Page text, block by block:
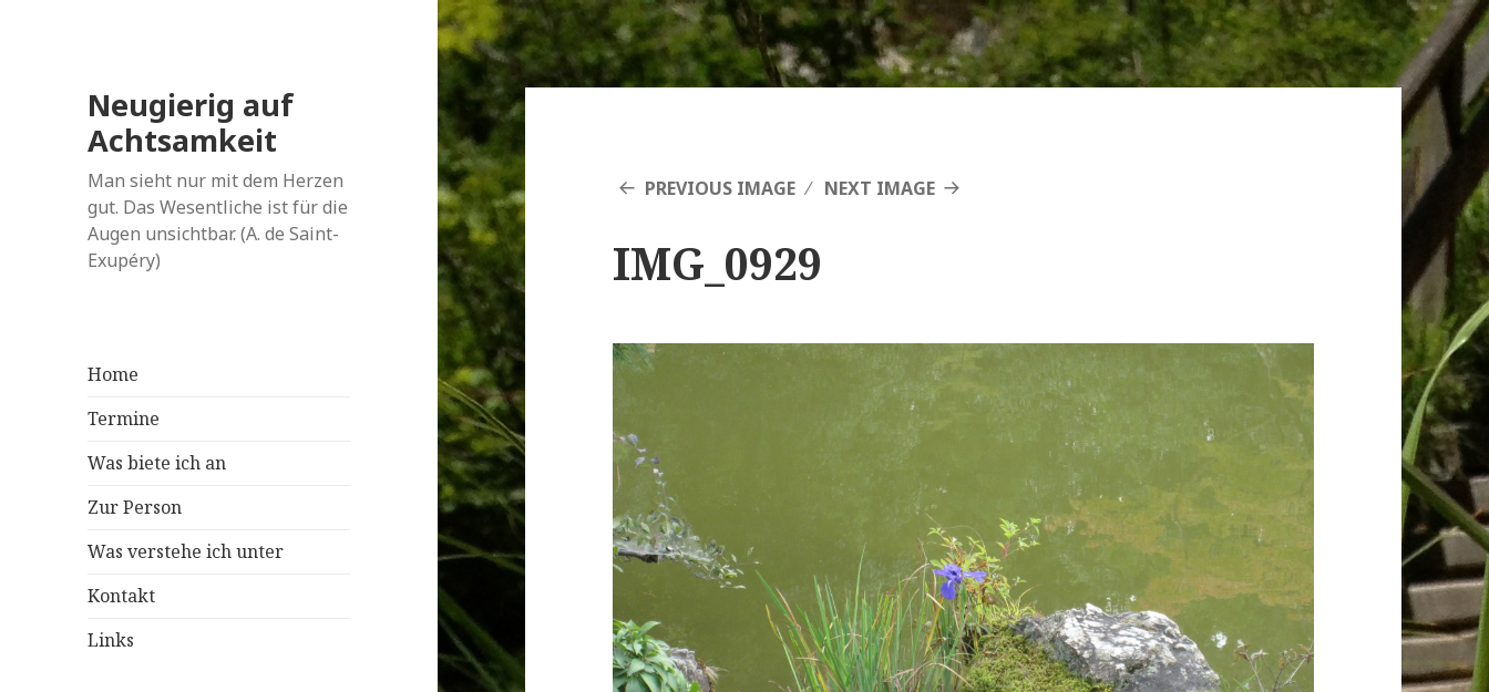
Neugierig auf
Achtsamkeit
Man sieht nur mit dem Herzen
gut. Das Wesentliche ist für die
Augen unsichtbar. (A. de Saint-
Exupéry)
Home
Termine
Was biete ich an
Zur Person
Was verstehe ich unter
Kontakt
Links
PREVIOUS IMAGE NEXT IMAGE
IMG_0929